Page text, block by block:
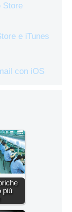
Store
e iTunes
con iOS
più